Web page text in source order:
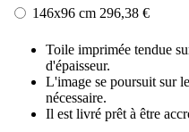
146x96 cm 296,38 €
Toile imprimée tendue
d'épaisseur.
L'image se poursuit sur
nécessaire.
Il est livré prêt à être